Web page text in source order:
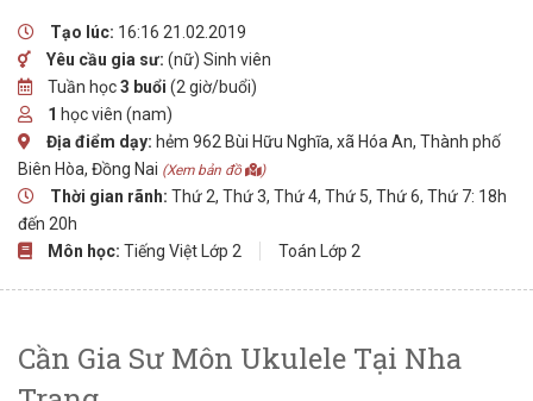
Tạo lúc: 16:16 21.02.2019
Yêu cầu gia sư: (nữ) Sinh viên
Tuần học3 buổi (2 giờ/buổi)
1 học viên (nam)
Địa điểm dạy: hẻm 962 Bùi Hữu Nghĩa, xã Hóa An, Thành phố
Biên Hòa, Đồng Nai (Xem bản đồ )
Thời gian rãnh: Thứ 2, Thứ 3, Thứ 4, Thứ 5, Thứ 6, Thứ 7: 18h
đến 20h
Môn học: Tiếng Việt Lớp 2 Toán Lớp 2
Cần Gia Sư Môn Ukulele Tại Nha